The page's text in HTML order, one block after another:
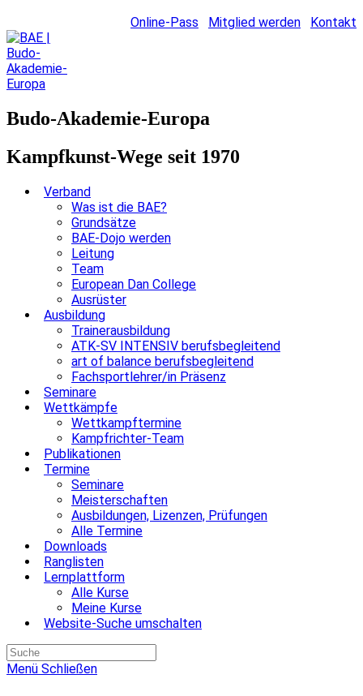
Online-Pass Mitglied werden Kontakt
Budo-Akademie-Europa
Kampfkunst-Wege seit 1970
Verband
Was ist die BAE?
Grundsätze
BAE-Dojo werden
Leitung
Team
European Dan College
Ausrüster
Ausbildung
Trainerausbildung
ATK-SV INTENSIV berufsbegleitend
art of balance berufsbegleitend
Fachsportlehrer/in Präsenz
Seminare
Wettkämpfe
Wettkampftermine
Kampfrichter-Team
Publikationen
Termine
Seminare
Meisterschaften
Ausbildungen, Lizenzen, Prüfungen
Alle Termine
Downloads
Ranglisten
Lernplattform
Alle Kurse
Meine Kurse
Website-Suche umschalten
Menü Schließen